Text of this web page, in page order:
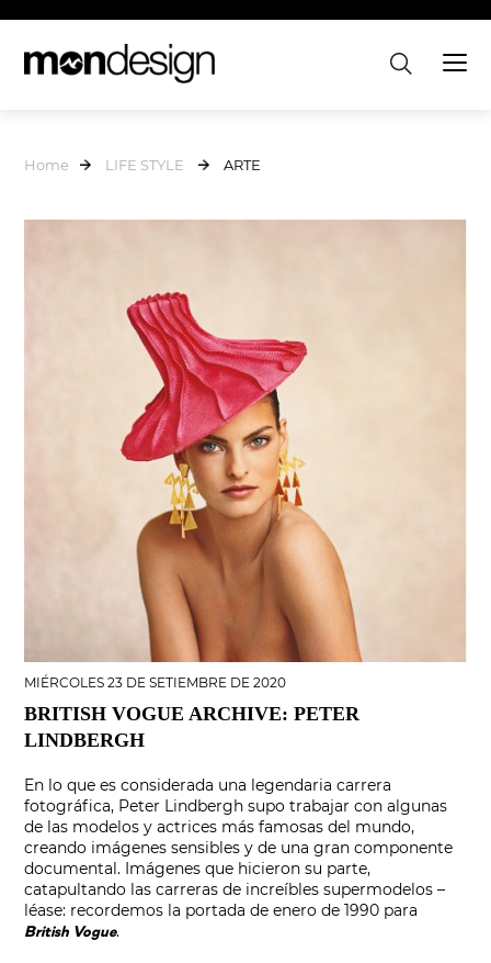
Home LIFE STYLE ARTE
MIÉRCOLES 23 DE SETIEMBRE DE 2020
BRITISH VOGUE ARCHIVE: PETER
LINDBERGH
En lo que es considerada una legendaria carrera
fotográfica, Peter Lindbergh supo trabajar con algunas
de las modelos y actrices más famosas del mundo,
creando imágenes sensibles y de una gran componente
documental. Imágenes que hicieron su parte,
catapultando las carreras de increíbles supermodelos –
léase: recordemos la portada de enero de 1990 para
British Vogue.